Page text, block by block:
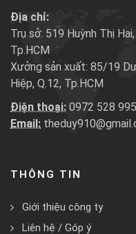
Địa chỉ:
Trụ sở: 519 Huỳnh Thị
Tp.HCM
Xưởng sản xuất: 85/19
Hiệp, Q.12, Tp.HCM
Điện thoại: 0972 528 995
Email:
THÔNG TIN
Giới thiệu công ty
Liên hệ / Góp ý